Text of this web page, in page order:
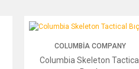
Columbia Skeleton Tactical Bıçak
COLUMBIA COMPANY
Columbia Skeleton Tactical